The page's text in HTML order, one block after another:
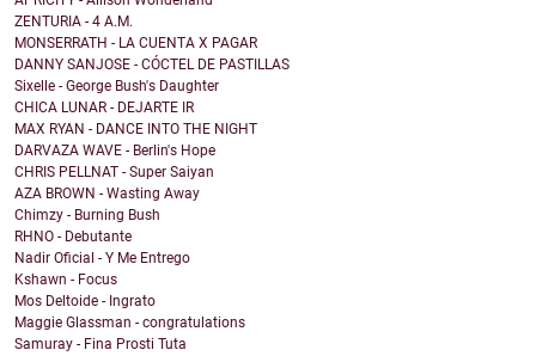
ZENTURIA - 4 A.M.
MONSERRATH - LA CUENTA X PAGAR
DANNY SANJOSE - CÓCTEL DE PASTILLAS
Sixelle - George Bush's Daughter
CHICA LUNAR - DEJARTE IR
MAX RYAN - DANCE INTO THE NIGHT
DARVAZA WAVE - Berlin's Hope
CHRIS PELLNAT - Super Saiyan
AZA BROWN - Wasting Away
Chimzy - Burning Bush
RHNO - Debutante
Nadir Oficial - Y Me Entrego
Kshawn - Focus
Mos Deltoide - Ingrato
Maggie Glassman - congratulations
Samuray - Fina Prosti Tuta